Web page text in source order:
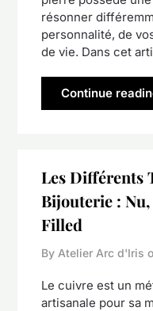
résonner
personnalité, de
de vie. Dans cet
Continue
Les Différents
Bijouterie :
Filled
By Atelier Arc d'Iris
Le cuivre est un
artisanale pour sa